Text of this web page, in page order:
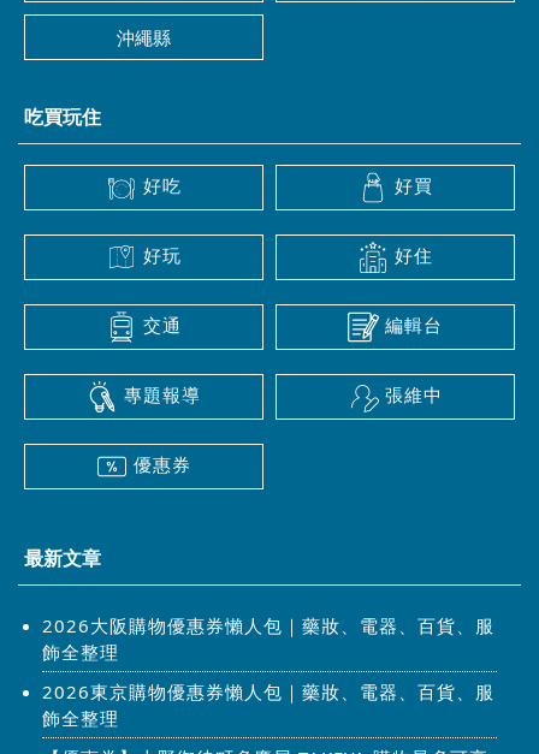
沖繩縣
吃買玩住
好吃 好買
好玩 好住
交通 編輯台
專題報導 張維中
優惠券
最新文章
2026大阪購物優惠券懶人包｜藥妝、電器、百貨、服
飾全整理
2026東京購物優惠券懶人包｜藥妝、電器、百貨、服
飾全整理